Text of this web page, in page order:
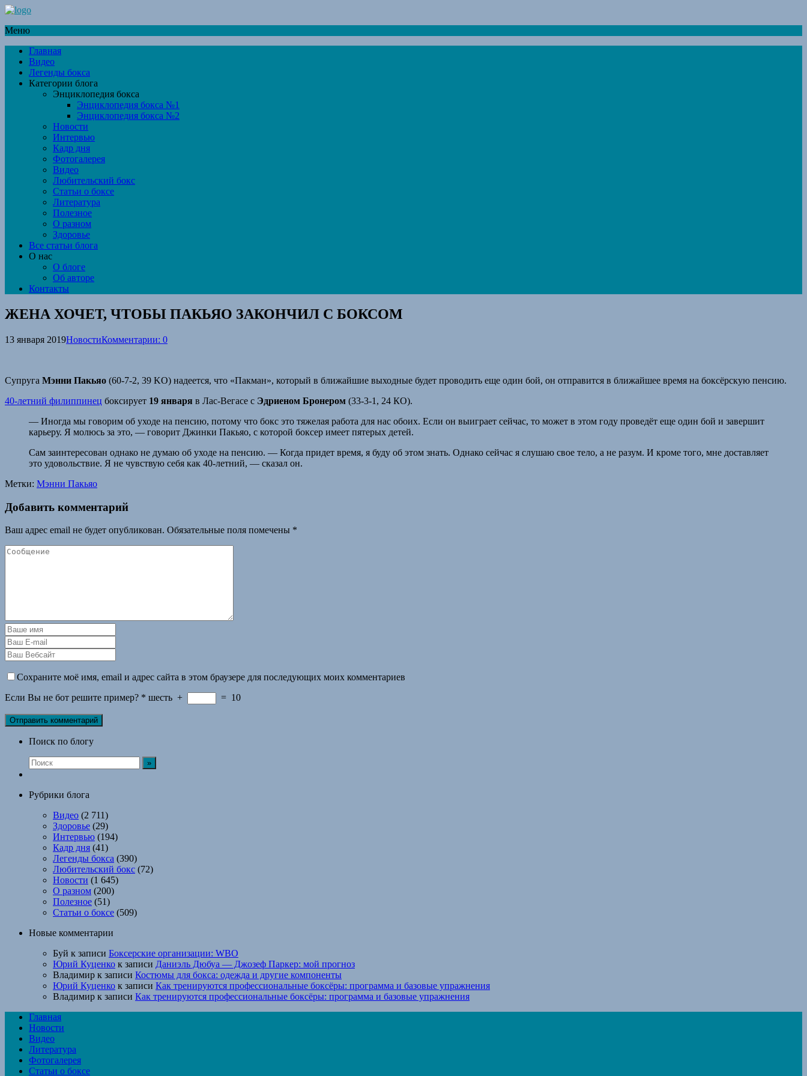
Меню
Главная
Видео
Легенды бокса
Категории блога
Энциклопедия бокса
Энциклопедия бокса №1
Энциклопедия бокса №2
Новости
Интервью
Кадр дня
Фотогалерея
Видео
Любительский бокс
Статьи о боксе
Литература
Полезное
О разном
Здоровье
Все статьи блога
О нас
О блоге
Об авторе
Контакты
ЖЕНА ХОЧЕТ, ЧТОБЫ ПАКЬЯО ЗАКОНЧИЛ С БОКСОМ
13 января 2019НовостиКомментарии: 0
Супруга Мэнни Пакьяо (60-7-2, 39 KO) надеется, что «Пакман», который в ближайшие выходные будет проводить еще один бой, он отправится в ближайшее время на боксёрскую пенсию.
40-летний филиппинец боксирует 19 января в Лас-Вегасе с Эдриеном Бронером (33-3-1, 24 КО).
— Иногда мы говорим об уходе на пенсию, потому что бокс это тяжелая работа для нас обоих. Если он выиграет сейчас, то может в этом году проведёт еще один бой и завершит
карьеру. Я молюсь за это, — говорит Джинки Пакьяо, с которой боксер имеет пятерых детей.
Сам заинтересован однако не думаю об уходе на пенсию. — Когда придет время, я буду об этом знать. Однако сейчас я слушаю свое тело, а не разум. И кроме того, мне доставляет
это удовольствие. Я не чувствую себя как 40-летний, — сказал он.
Метки: Мэнни Пакьяо
Добавить комментарий
Ваш адрес email не будет опубликован. Обязательные поля помечены *
Сохраните моё имя, email и адрес сайта в этом браузере для последующих моих комментариев
Если Вы не бот решите пример? * шесть + = 10
Поиск по блогу
Рубрики блога
Видео (2 711)
Здоровье (29)
Интервью (194)
Кадр дня (41)
Легенды бокса (390)
Любительский бокс (72)
Новости (1 645)
О разном (200)
Полезное (51)
Статьи о боксе (509)
Новые комментарии
Буй к записи Боксерские организации: WBO
Юрий Куценко к записи Даниэль Дюбуа — Джозеф Паркер: мой прогноз
Владимир к записи Костюмы для бокса: одежда и другие компоненты
Юрий Куценко к записи Как тренируются профессиональные боксёры: программа и базовые упражнения
Владимир к записи Как тренируются профессиональные боксёры: программа и базовые упражнения
Главная
Новости
Видео
Литература
Фотогалерея
Статьи о боксе